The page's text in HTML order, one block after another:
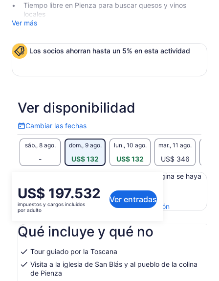
Tiempo libre en Pienza para buscar quesos y vinos
locales
Ver más
Los socios ahorran hasta un 5% en esta actividad
Ver disponibilidad
Cambiar las fechas
Cambiar
las
fechas
sáb., 8 ago.
-
dom., 9 ago.
US$ 132
lun., 10 ago.
US$ 132
mar., 11 ago.
US$ 346
El
precio
es
US$ 197.532.
por
adulto
US$ 197.532
impuestos y cargos incluidos
por adulto
Ver entradas
Es posible que el contenido de esta página se haya
Ver el texto original (inglés)
Enviar comentarios sobre esta traducciónSe
en
Qué incluye y qué no
Tour guiado por la Toscana
Visita a la iglesia de San Blás y al pueblo de la colina
de Pienza